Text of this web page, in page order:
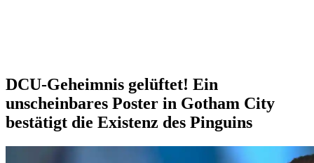
DCU-Geheimnis gelüftet! Ein
unscheinbares Poster in Gotham City
bestätigt die Existenz des Pinguins